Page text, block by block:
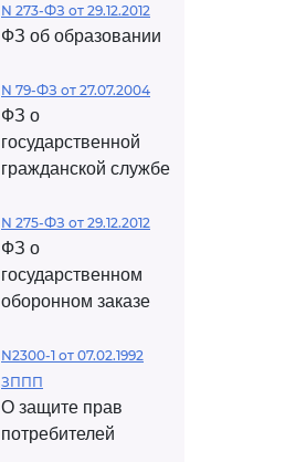
N 273-ФЗ от 29.12.2012
ФЗ об образовании
N 79-ФЗ от 27.07.2004
ФЗ о
государственной
гражданской службе
N 275-ФЗ от 29.12.2012
ФЗ о
государственном
оборонном заказе
N2300-1 от 07.02.1992
ЗППП
О защите прав
потребителей